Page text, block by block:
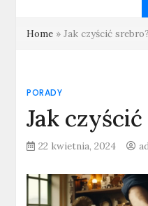
Home »Jak czyścić srebro?
PORADY
Jak
22 kwietnia, 2024